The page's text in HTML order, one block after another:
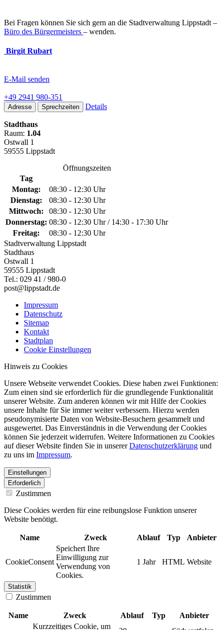
Bei Fragen können Sie sich gern an die Stadtverwaltung Lippstadt –
Büro des Bürgermeisters – wenden.
Birgit Rubart
E-Mail senden
+49 2941 980-351
Adresse Sprechzeiten Details
Stadthaus
Raum: 1.04
Ostwall 1
59555 Lippstadt
Öffnungszeiten
Tag
Montag:
08:30 - 12:30 Uhr
Dienstag:
08:30 - 12:30 Uhr
Mittwoch:
08:30 - 12:30 Uhr
Donnerstag: 08:30 - 12:30 Uhr / 14:30 - 17:30 Uhr
Freitag:
08:30 - 12:30 Uhr
Stadtverwaltung Lippstadt
Stadthaus
Ostwall 1
59555 Lippstadt
Tel.: 029 41 / 980-0
post@lippstadt.de
Impressum
Datenschutz
Sitemap
Kontakt
Stadtplan
Cookie Einstellungen
Hinweis zu Cookies
Unsere Webseite verwendet Cookies. Diese haben zwei Funktionen:
Zum einen sind sie erforderlich für die grundlegende Funktionalität
unserer Website. Zum anderen können wir mit Hilfe der Cookies
unsere Inhalte für Sie immer weiter verbessern. Hierzu werden
pseudonymisierte Daten von Website-Besuchern gesammelt und
ausgewertet. Das Einverständnis in die Verwendung der Cookies
können Sie jederzeit widerrufen. Weitere Informationen zu Cookies
auf dieser Website finden Sie in unsererDatenschutzerklärung und
zu uns im Impressum.
Einstellungen
Erforderlich
Zustimmen
Diese Cookies werden für eine reibungslose Funktion unserer
Website benötigt.
Name Zweck Ablauf Typ Anbieter
CookieConsent
Speichert Ihre
Einwilligung zur
Verwendung von
Cookies.
1 Jahr HTML Website
Statistik
Zustimmen
Name Zweck Ablauf Typ
Anbieter
Kurzzeitiges Cookie, um